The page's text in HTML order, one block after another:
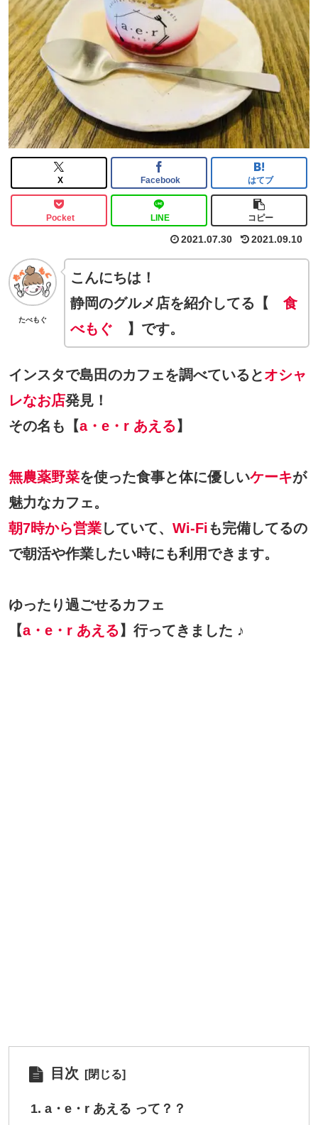
X Facebook はてブ
Pocket LINE コピー
2021.07.30 2021.09.10
たべもぐ
こんにちは！
静岡のグルメ店を紹介してる【 食
べもぐ 】です。
インスタで島田のカフェを調べているとオシャ
レなお店発見！
その名も【a・e・r あえる】
無農薬野菜を使った食事と体に優しいケーキが
魅力なカフェ。
朝7時から営業していて、 Wi-Fiも完備してるの
で朝活や作業したい時にも利用できます。
ゆったり過ごせるカフェ
【a・e・r あえる】行ってきました ♪
目次
a・e・r あえる って？？